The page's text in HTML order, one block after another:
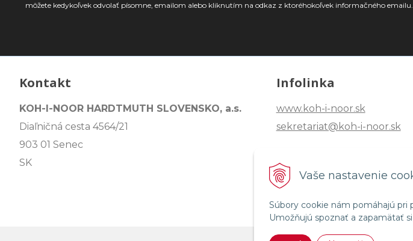
Vaše nastavenie
Súbory cookie nám pomáhajú pri
Umožňujú spoznať a zapamätať
môžete kedykoľvek odvolať písomne, emailom alebo kliknutím na odkaz z ktoréhokoľvek informačného emailu.
Kontakt
KOH-I-NOOR HARDTMUTH SLOVENSKO, a.s.
Diaľničná cesta 4564/21
903 01 Senec
SK
Infolinka
www.koh-i-noor.sk
sekretariat@koh-i-noor.sk
Tel: +421 2 40252101
Fax: +421 2 44872870